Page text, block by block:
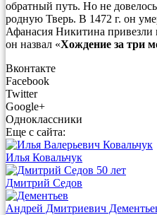
обратный путь. Но не
родную Тверь. В 1472 г. он
Афанасия Никитина привезли
он назвал «Хождение за три
Вконтакте
Facebook
Twitter
Google+
Одноклассники
Еще с сайта:
Илья Ковальчук
Дмитрий Седов
Андрей Дмитриевич